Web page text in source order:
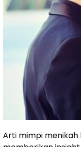
Arti mimpi menikah